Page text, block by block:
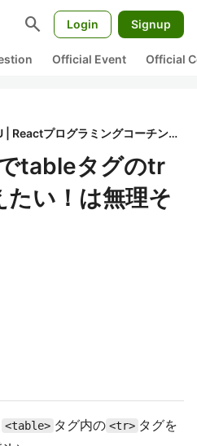
search Login Signup
Official Event Official
JISOU | Reactプログラミングコーチング
tableタグのtr
い！は無理そ
<table> タグ内の <tr> タグを